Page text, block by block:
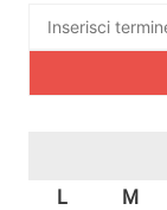
Ricerca
L M